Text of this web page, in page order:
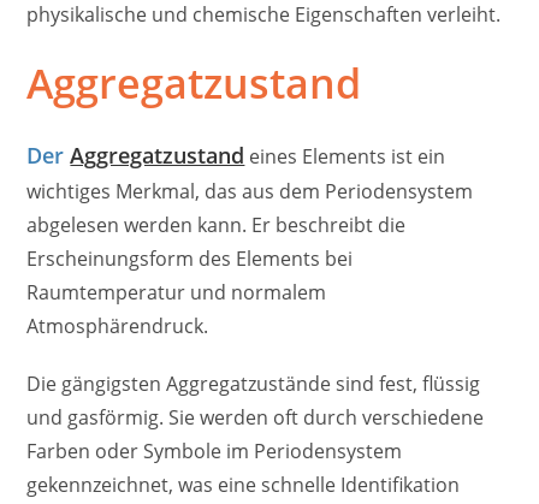
physikalische und chemische Eigenschaften verleiht.
Aggregatzustand
DerAggregatzustand eines Elements ist ein
wichtiges Merkmal, das aus dem Periodensystem
abgelesen werden kann. Er beschreibt die
Erscheinungsform des Elements bei
Raumtemperatur und normalem
Atmosphärendruck.
Die gängigsten Aggregatzustände sind fest, flüssig
und gasförmig. Sie werden oft durch verschiedene
Farben oder Symbole im Periodensystem
gekennzeichnet, was eine schnelle Identifikation